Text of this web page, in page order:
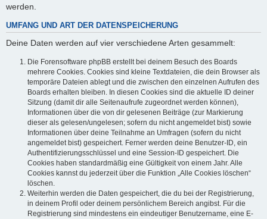
werden.
UMFANG UND ART DER DATENSPEICHERUNG
Deine Daten werden auf vier verschiedene Arten gesammelt:
Die Forensoftware phpBB erstellt bei deinem Besuch des Boards
mehrere Cookies. Cookies sind kleine Textdateien, die dein Browser als
temporäre Dateien ablegt und die zwischen den einzelnen Aufrufen des
Boards erhalten bleiben. In diesen Cookies sind die aktuelle ID deiner
Sitzung (damit dir alle Seitenaufrufe zugeordnet werden können),
Informationen über die von dir gelesenen Beiträge (zur Markierung
dieser als gelesen/ungelesen; sofern du nicht angemeldet bist) sowie
Informationen über deine Teilnahme an Umfragen (sofern du nicht
angemeldet bist) gespeichert. Ferner werden deine Benutzer-ID, ein
Authentifizierungsschlüssel und eine Session-ID gespeichert. Die
Cookies haben standardmäßig eine Gültigkeit von einem Jahr. Alle
Cookies kannst du jederzeit über die Funktion „Alle Cookies löschen“
löschen.
Weiterhin werden die Daten gespeichert, die du bei der Registrierung,
in deinem Profil oder deinem persönlichem Bereich angibst. Für die
Registrierung sind mindestens ein eindeutiger Benutzername, eine E-